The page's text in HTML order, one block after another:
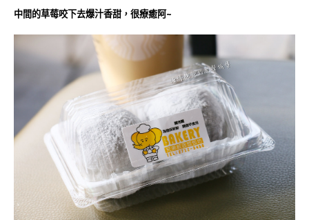
中間的草莓咬下去爆汁香甜，很療癒阿~